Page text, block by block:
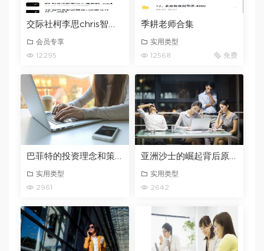
交际社柯李思chris智选伴侣：男人防止被归零
会员专享
12295
季耕老师合集
实用类型
12568
免费
巴菲特的投资理念和策略有哪些？
实用类型
2961
亚洲沙士的崛起背后原因？
实用类型
2642